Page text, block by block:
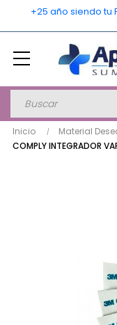
+25 año siendo
Inicio Material
COMPLY INTEGRADOR